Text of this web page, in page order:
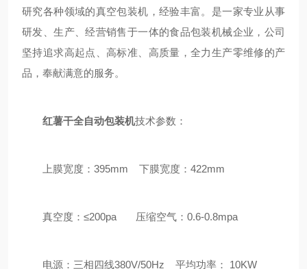
研究各种领域的真空包装机，经验丰富。是一家专业从事
研发、生产、经营销售于一体的食品包装机械企业，公司
坚持追求高起点、高标准、高质量，全力生产零维修的产
品，奉献满意的服务。
红薯干全自动包装机技术参数：
上膜宽度：395mm 下膜宽度：422mm
真空度：≤200pa 压缩空气：0.6-0.8mpa
电源：三相四线380V/50Hz 平均功率： 10KW